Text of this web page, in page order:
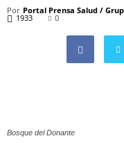
Por Portal Prensa Salud /
1933 0
Bosque del Donante